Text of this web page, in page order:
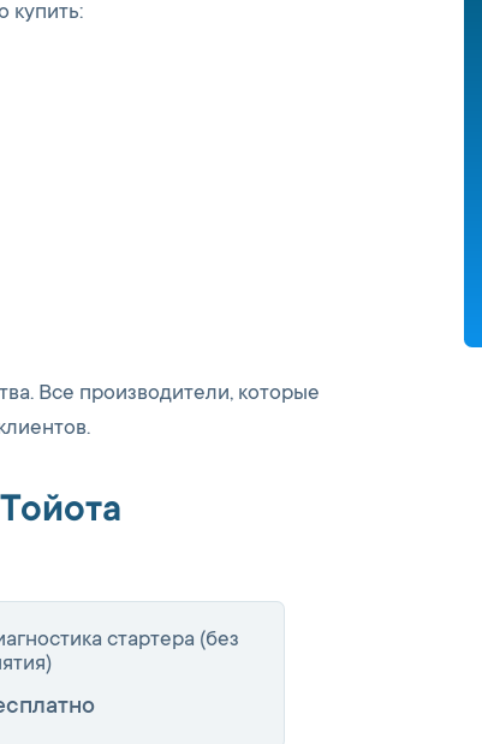
купить:
Все производители, которые
стартера (без